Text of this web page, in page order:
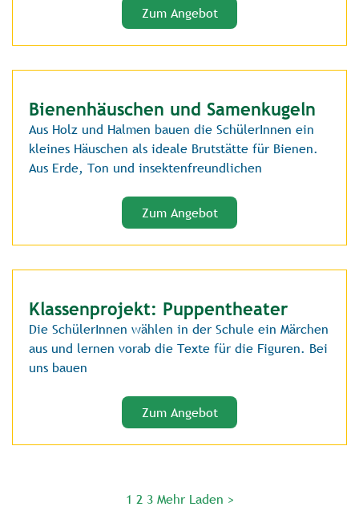
Zum Angebot
Bienenhäuschen und Samenkugeln
Aus Holz und Halmen bauen die SchülerInnen ein
kleines Häuschen als ideale Brutstätte für Bienen.
Aus Erde, Ton und insektenfreundlichen
Zum Angebot
Klassenprojekt: Puppentheater
Die SchülerInnen wählen in der Schule ein Märchen
aus und lernen vorab die Texte für die Figuren. Bei
uns bauen
Zum Angebot
1 2 3 Mehr Laden >